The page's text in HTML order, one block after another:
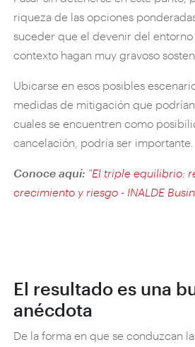
riqueza de las opciones
suceder que el devenir del
contexto hagan muy gravoso
Ubicarse en esos posibles
medidas de mitigación que
cuales se encuentren como
cancelación, podría ser importante.
Conoce aquí: "El triple equilibrio:
crecimiento y riesgo - INALDE
El resultado es una
anécdota
De la forma en que se conduzcan